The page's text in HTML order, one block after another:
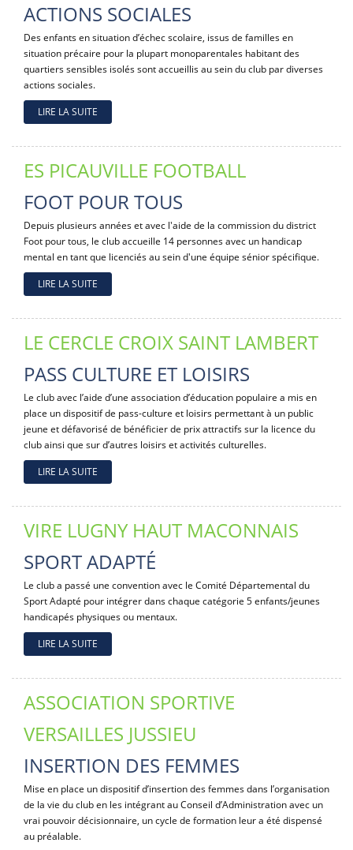
ACTIONS SOCIALES
Des enfants en situation d’échec scolaire, issus de familles en
situation précaire pour la plupart monoparentales habitant des
quartiers sensibles isolés sont accueillis au sein du club par diverses
actions sociales.
LIRE LA SUITE
ES PICAUVILLE FOOTBALL
FOOT POUR TOUS
Depuis plusieurs années et avec l'aide de la commission du district
Foot pour tous, le club accueille 14 personnes avec un handicap
mental en tant que licenciés au sein d'une équipe sénior spécifique.
LIRE LA SUITE
LE CERCLE CROIX SAINT LAMBERT
PASS CULTURE ET LOISIRS
Le club avec l’aide d’une association d’éducation populaire a mis en
place un dispositif de pass-culture et loisirs permettant à un public
jeune et défavorisé de bénéficier de prix attractifs sur la licence du
club ainsi que sur d’autres loisirs et activités culturelles.
LIRE LA SUITE
VIRE LUGNY HAUT MACONNAIS
SPORT ADAPTÉ
Le club a passé une convention avec le Comité Départemental du
Sport Adapté pour intégrer dans chaque catégorie 5 enfants/jeunes
handicapés physiques ou mentaux.
LIRE LA SUITE
ASSOCIATION SPORTIVE
VERSAILLES JUSSIEU
INSERTION DES FEMMES
Mise en place un dispositif d’insertion des femmes dans l’organisation
de la vie du club en les intégrant au Conseil d’Administration avec un
vrai pouvoir décisionnaire, un cycle de formation leur a été dispensé
au préalable.